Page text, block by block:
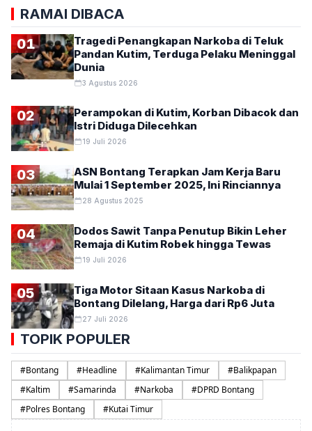
RAMAI DIBACA
01
Tragedi Penangkapan Narkoba di Teluk
Pandan Kutim, Terduga Pelaku Meninggal
Dunia
3 Agustus 2026
02
Perampokan di Kutim, Korban Dibacok dan
Istri Diduga Dilecehkan
19 Juli 2026
03
ASN Bontang Terapkan Jam Kerja Baru
Mulai 1 September 2025, Ini Rinciannya
28 Agustus 2025
04
Dodos Sawit Tanpa Penutup Bikin Leher
Remaja di Kutim Robek hingga Tewas
19 Juli 2026
05
Tiga Motor Sitaan Kasus Narkoba di
Bontang Dilelang, Harga dari Rp6 Juta
27 Juli 2026
TOPIK POPULER
#Bontang #Headline #Kalimantan Timur #Balikpapan
#Kaltim #Samarinda #Narkoba #DPRD Bontang
#Polres Bontang #Kutai Timur